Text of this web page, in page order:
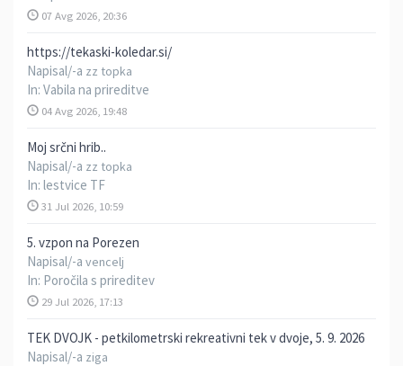
07 Avg 2026, 20:36
https://tekaski-koledar.si/
Napisal/-a zz topka
In: Vabila na prireditve
04 Avg 2026, 19:48
Moj srčni hrib..
Napisal/-a zz topka
In: lestvice TF
31 Jul 2026, 10:59
5. vzpon na Porezen
Napisal/-a vencelj
In: Poročila s prireditev
29 Jul 2026, 17:13
TEK DVOJK - petkilometrski rekreativni tek v dvoje, 5. 9. 2026
Napisal/-a ziga